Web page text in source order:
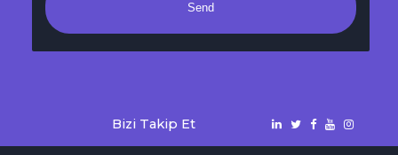
Send
Bizi Takip Et